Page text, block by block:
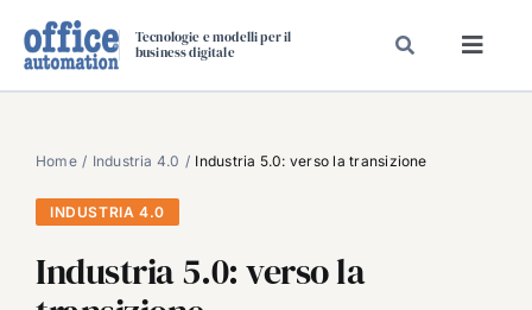
Tecnologie e modelli per il
business digitale
SPECIAL PAPER
TAVOLE ROTONDE DI REDAZIONE
CARRIERE
Home Industria 4.0 Industria 5.0: verso la transizione
INDUSTRIA 4.0
Industria 5.0: verso la